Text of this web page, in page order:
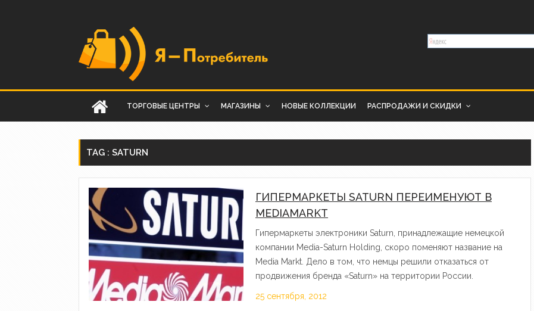
ТОРГОВЫЕ ЦЕНТРЫ МАГАЗИНЫ НОВЫЕ КОЛЛЕКЦИИ РАСПРОДАЖИ И СКИДКИ
TAG : SATURN
ГИПЕРМАРКЕТЫ SATURN ПЕРЕИМЕНУЮТ В
MEDIAMARKT
Гипермаркеты электроники Saturn, принадлежащие немецкой
компании Media-Saturn Holding, скоро поменяют название на
Media Markt. Дело в том, что немцы решили отказаться от
продвижения бренда «Saturn» на территории России.
25 сентября, 2012